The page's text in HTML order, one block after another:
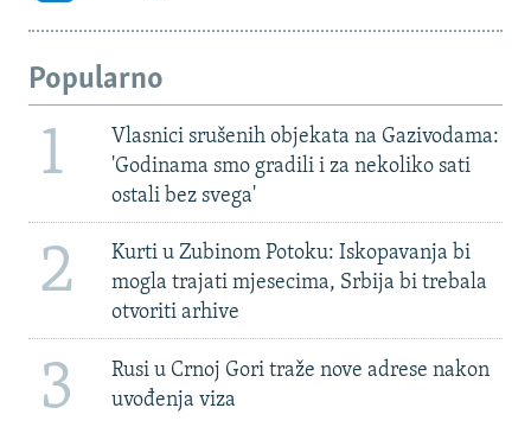
Popularno
1
Vlasnici srušenih objekata na Gazivodama:
'Godinama smo gradili i za nekoliko sati
ostali bez svega'
2
Kurti u Zubinom Potoku: Iskopavanja bi
mogla trajati mjesecima, Srbija bi trebala
otvoriti arhive
3
Rusi u Crnoj Gori traže nove adrese nakon
uvođenja viza